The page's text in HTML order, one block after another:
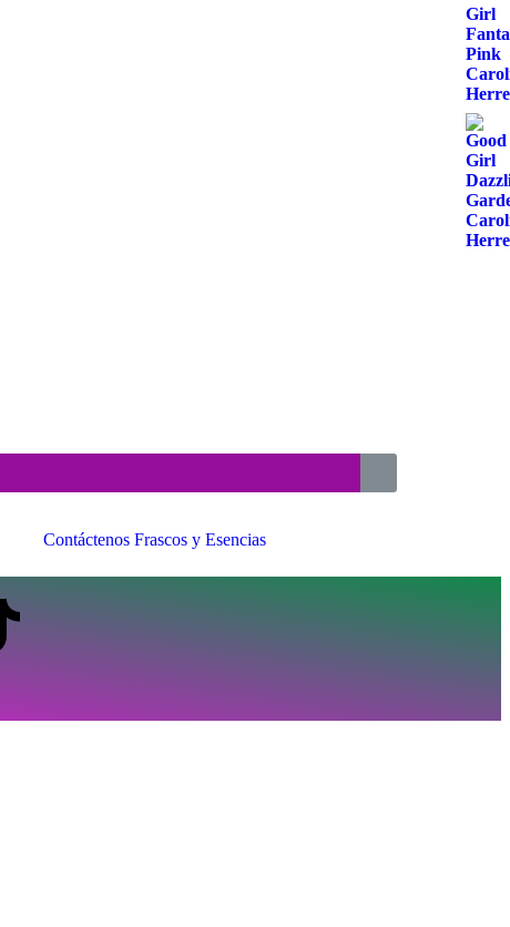
Contáctenos Frascos y Esencias